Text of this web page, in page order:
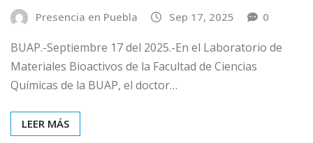
Presencia en Puebla Sep 17, 2025 0
BUAP.-Septiembre 17 del 2025.-En el Laboratorio de
Materiales Bioactivos de la Facultad de Ciencias
Químicas de la BUAP, el doctor…
LEER MÁS